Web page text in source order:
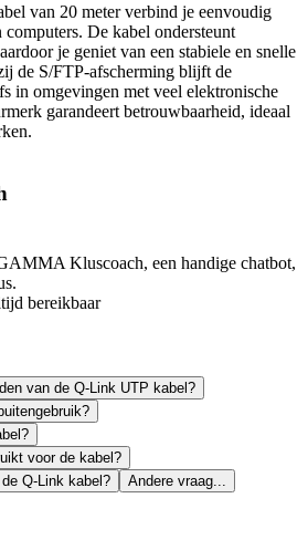
van 20 meter verbind je eenvoudig
computers. De kabel ondersteunt
je geniet van een stabiele en snelle
de S/FTP-afscherming blijft de
in omgevingen met veel elektronische
garandeert betrouwbaarheid, ideaal
Kluscoach, een handige chatbot,
bereikbaar
van de Q-Link UTP kabel?
voor de kabel?
Q-Link kabel?
Andere vraag...